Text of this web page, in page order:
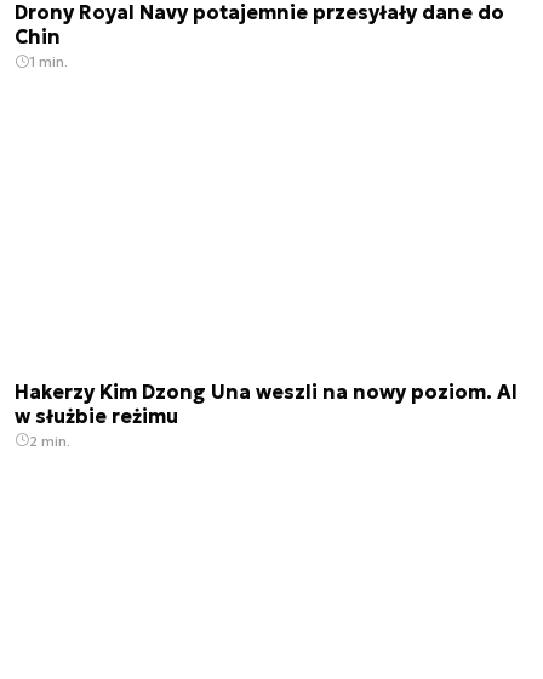
Drony Royal Navy potajemnie przesyłały dane do
Chin
1 min.
Hakerzy Kim Dzong Una weszli na nowy poziom. AI
w służbie reżimu
2 min.